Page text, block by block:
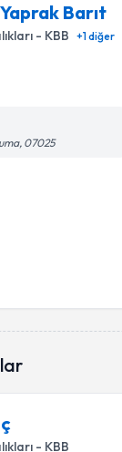
Barıt
- KBB +1diğer
07025
- KBB